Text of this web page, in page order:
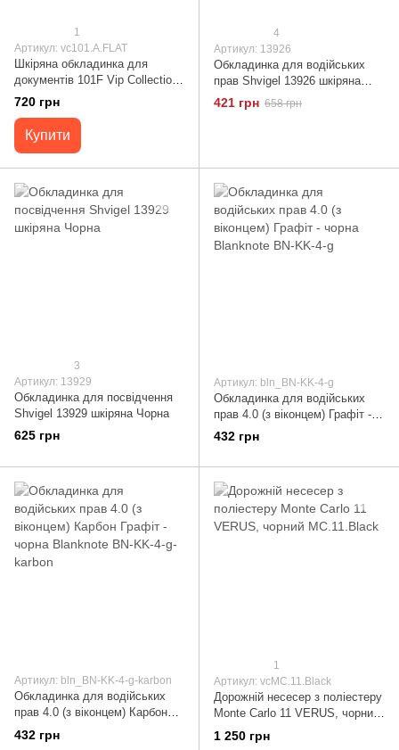
1
Артикул: vc101.A.FLAT
Шкіряна обкладинка для
документів 101F Vip Collection,
чорна 101.A.FLAT
720 грн
Купити
4
Артикул: 13926
Обкладинка для водійських
прав Shvigel 13926 шкіряна
Чорна
421 грн 658 грн
3
Артикул: 13929
Обкладинка для посвідчення
Shvigel 13929 шкіряна Чорна
625 грн
Артикул: bln_BN-KK-4-g
Обкладинка для водійських
прав 4.0 (з віконцем) Графіт -
чорна Blanknote BN-KK-4-g
432 грн
Артикул: bln_BN-KK-4-g-karbon
Обкладинка для водійських
прав 4.0 (з віконцем) Карбон
Графіт - чорна Blanknote BN-
KK-4-g-karbon
432 грн
1
Артикул: vcMC.11.Black
Дорожній несесер з поліестеру
Monte Carlo 11 VERUS, чорний
MC.11.Black
1 250 грн